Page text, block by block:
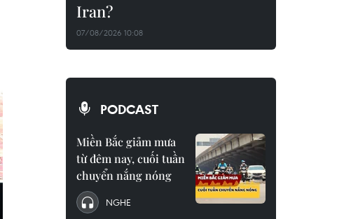
Iran?
07/08/2026 10:08
PODCAST
Miền Bắc giảm mưa
từ đêm nay, cuối tuần
chuyển nắng nóng
NGHE